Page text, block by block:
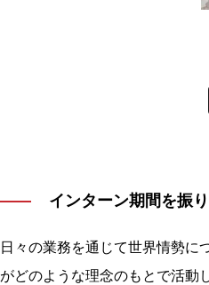
インターン期間を振
日々の業務を通じて世界情勢に
がどのような理念のもとで活動